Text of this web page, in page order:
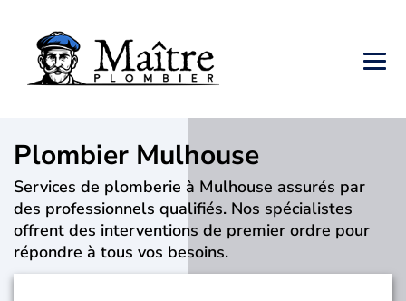
Plombier Mulhouse
Services de plomberie à Mulhouse assurés par
des professionnels qualifiés. Nos spécialistes
offrent des interventions de premier ordre pour
répondre à tous vos besoins.